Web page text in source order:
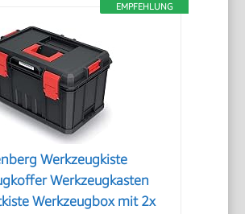
EMPFEHLUNG
Werkzeugkiste
Werkzeugkasten
Werkzeugbox mit 2x